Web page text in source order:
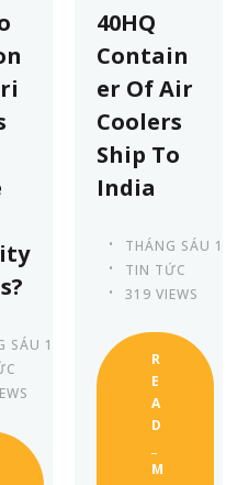
SÁU 13TH, 2023
40HQ
Contain
er Of Air
Coolers
Ship To
India
THÁNG SÁU
TIN TỨC
319 VIEWS
R
E
A
D
M